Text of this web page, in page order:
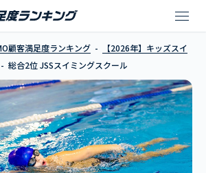
JSSスイミングスクール
顧客満足度ランキング
【2026年】キッズスイ
総合2位 JSSスイミングスクール